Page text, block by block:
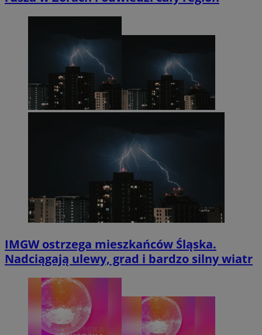
IMGW ostrzega mieszkańców Śląska.
Nadciągają ulewy, grad i bardzo silny wiatr